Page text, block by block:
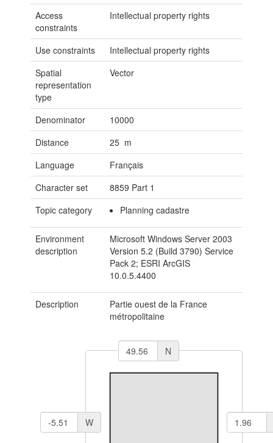
Access
constraints
Intellectual property rights
Use constraints
Intellectual property rights
Spatial
representation
type
Vector
Denominator
10000
Distance
25 m
Language
Français
Character set
8859 Part 1
Topic category
Planning cadastre
Environment
description
Microsoft Windows Server 2003
Version 5.2 (Build 3790) Service
Pack 2; ESRI ArcGIS
10.0.5.4400
Description
Partie ouest de la France
métropolitaine
N
W